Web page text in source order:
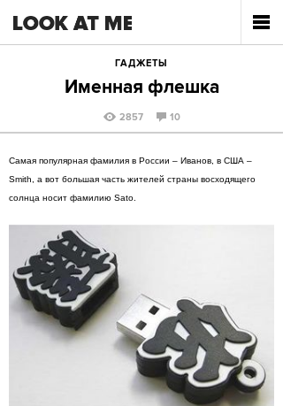
ГАДЖЕТЫ
Именная флешка
2857 10
Самая популярная фамилия в России – Иванов, в США –
Smith, а вот большая часть жителей страны восходящего
солнца носит фамилию Sato.